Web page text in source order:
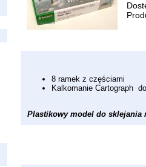
8 ramek z częściami
Kalkomanie Cartograph
Plastikowy model do sklejania